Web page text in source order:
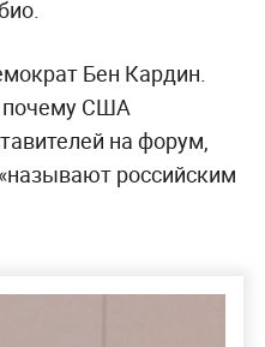
Бен Кардин.
почему США
на форум,
российским